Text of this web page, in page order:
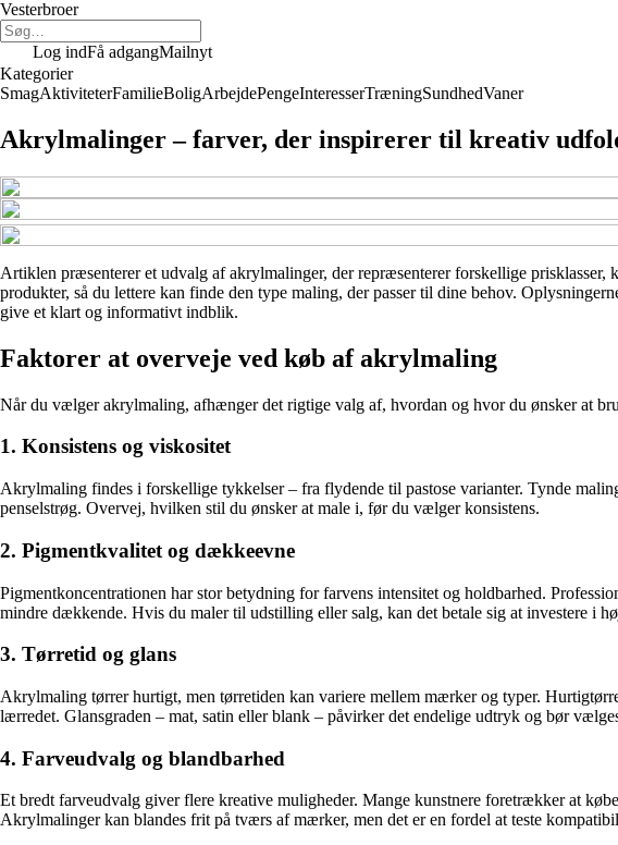
Vesterbroer
Log indFå adgangMailnyt
Kategorier
SmagAktiviteterFamilieBoligArbejdePengeInteresserTræningSundhedVaner
Akrylmalinger – farver, der inspirerer til kreativ
Artiklen præsenterer et udvalg af akrylmalinger, der repræsenterer forskellige prisklasser,
produkter, så du lettere kan finde den type maling, der passer til dine behov.
give et klart og informativt indblik.
Faktorer at overveje ved køb af akrylmaling
Når du vælger akrylmaling, afhænger det rigtige valg af, hvordan og hvor du ønsker at
1. Konsistens og viskositet
Akrylmaling findes i forskellige tykkelser – fra flydende til pastose varianter. Tynde
penselstrøg. Overvej, hvilken stil du ønsker at male i, før du vælger konsistens.
2. Pigmentkvalitet og dækkeevne
Pigmentkoncentrationen har stor betydning for farvens intensitet og holdbarhed.
mindre dækkende. Hvis du maler til udstilling eller salg, kan det betale sig at investere i
3. Tørretid og glans
Akrylmaling tørrer hurtigt, men tørretiden kan variere mellem mærker og typer.
lærredet. Glansgraden – mat, satin eller blank – påvirker det endelige udtryk og bør
4. Farveudvalg og blandbarhed
Et bredt farveudvalg giver flere kreative muligheder. Mange kunstnere foretrækker at
Akrylmalinger kan blandes frit på tværs af mærker, men det er en fordel at teste